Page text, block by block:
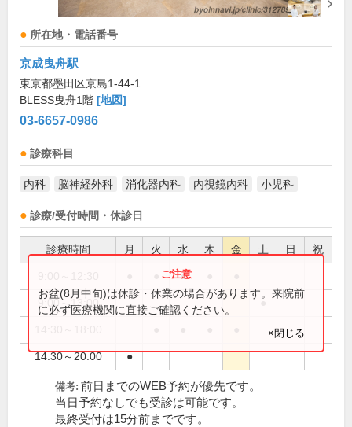
所在地・電話番号
京成曳舟駅
東京都墨田区京島1-44-1
BLESS曳舟1階 [地図]
03-6657-0986
診療科目
内科 脳神経外科 消化器内科 内視鏡内科 小児科
診療/受付時間・休診日
診療時間 月 火 水 木 金 土 日 祝
●
9:00～13:00 ●
14:30～20:00 ●
お盆(8月中旬)は休診・休業の場合があります。来院前
に必ず医療機関に直接ご確認ください。
×閉じる
備考: 前日までのWEB予約が優先です。
当日予約なしでも受診は可能です。
最終受付は15分前までです。